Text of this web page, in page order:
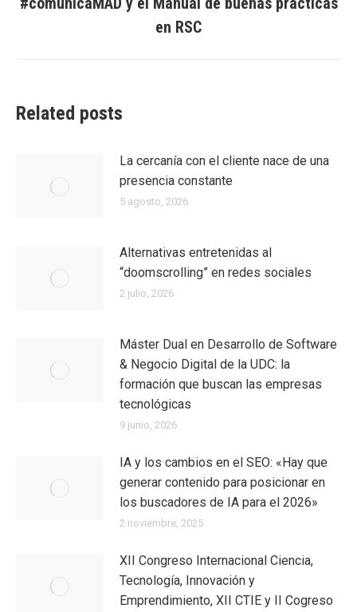
siguiente:
en RSC
Related posts
La cercanía con el cliente nace de una
presencia constante
5 agosto, 2026
Alternativas entretenidas al
“doomscrolling” en redes sociales
2 julio, 2026
Máster Dual en Desarrollo de Software
& Negocio Digital de la UDC: la
formación que buscan las empresas
tecnológicas
9 junio, 2026
IA y los cambios en el SEO: «Hay que
generar contenido para posicionar en
los buscadores de IA para el 2026»
2 noviembre, 2025
XII Congreso Internacional Ciencia,
Tecnología, Innovación y
Emprendimiento, XII CTIE y II Cogreso